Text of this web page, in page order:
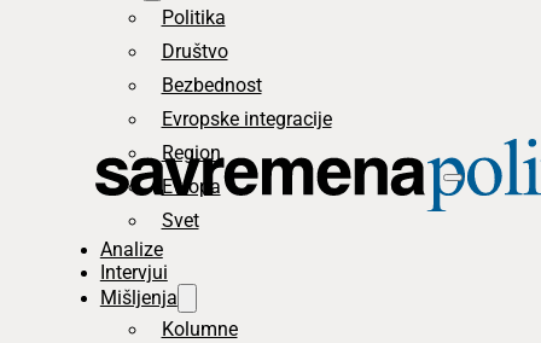
Politika
Društvo
Bezbednost
Evropske integracije
Region
Evropa
Svet
Analize
Intervjui
Mišljenja
Kolumne